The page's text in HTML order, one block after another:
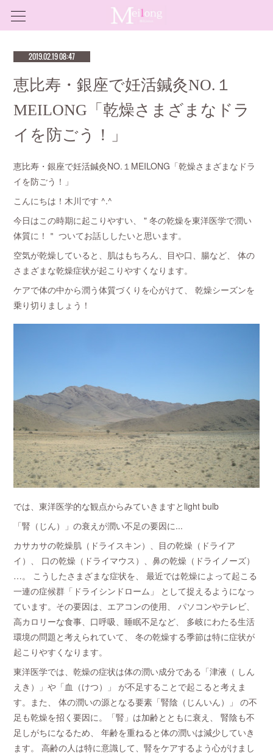
2019.02.19 08:47
恵比寿・銀座で妊活鍼灸NO.１
MEILONG「乾燥さまざまなドラ
イを防ごう！」
恵比寿・銀座で妊活鍼灸NO.１MEILONG「乾燥さまざまなドラ
イを防ごう！」
こんにちは！木川です ^.^
今日はこの時期に起こりやすい、 " 冬の乾燥を東洋医学で潤い
体質に！＂ ついてお話ししたいと思います。
空気が乾燥していると、肌はもちろん、目や口、腸など、 体の
さまざまな乾燥症状が起こりやすくなります。
ケアで体の中から潤う体質づくりを心がけて、 乾燥シーズンを
乗り切りましょう！
では、東洋医学的な観点からみていきますとlight bulb
「腎（じん）」の衰えが潤い不足の要因に...
カサカサの乾燥肌（ドライスキン）、目の乾燥（ドライア
イ）、 口の乾燥（ドライマウス）、鼻の乾燥（ドライノーズ）
…。 こうしたさまざまな症状を、 最近では乾燥によって起こる
一連の症候群「ドライシンドローム」 として捉えるようになっ
ています。その要因は、エアコンの使用、 パソコンやテレビ、
高カロリーな食事、口呼吸、睡眠不足など、 多岐にわたる生活
環境の問題と考えられていて、 冬の乾燥する季節は特に症状が
起こりやすくなります。
東洋医学では、乾燥の症状は体の潤い成分である「津液（ しん
えき）」や「血（けつ）」 が不足することで起こると考えま
す。また、 体の潤いの源となる要素「腎陰（じんいん）」 の不
足も乾燥を招く要因に。「腎」は加齢とともに衰え、 腎陰も不
足しがちになるため、 年齢を重ねると体の潤いは減少していき
ます。 高齢の人は特に意識して、腎をケアするよう心がけまし